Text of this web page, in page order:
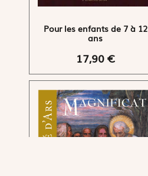
Pour les enfants de 7 à 12
ans
17,90 €